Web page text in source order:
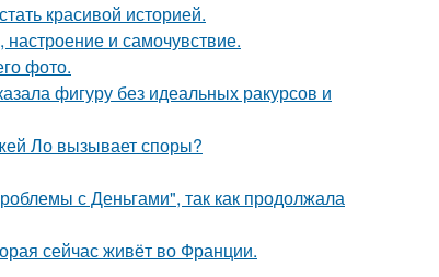
красивой историей.
и самочувствие.
фото.
фигуру без идеальных ракурсов и
Ло вызывает споры?
с Деньгами", так как продолжала
сейчас живёт во Франции.